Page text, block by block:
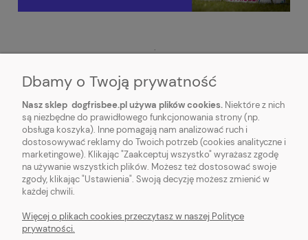
.
STOPKA
REGULAMINY
Dbamy o Twoją prywatność
Nasz sklep dogfrisbee.pl używa plików cookies. Niektóre z nich
są niezbędne do prawidłowego funkcjonowania strony (np.
obsługa koszyka). Inne pomagają nam analizować ruch i
dostosowywać reklamy do Twoich potrzeb (cookies analityczne i
marketingowe). Klikając "Zaakceptuj wszystko" wyrażasz zgodę
na używanie wszystkich plików. Możesz też dostosować swoje
zgody, klikając "Ustawienia". Swoją decyzję możesz zmienić w
każdej chwili.
Więcej o plikach cookies przeczytasz w naszej Polityce
prywatności.